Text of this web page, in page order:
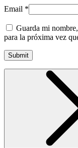
Email *
Guarda mi
para la próxima vez